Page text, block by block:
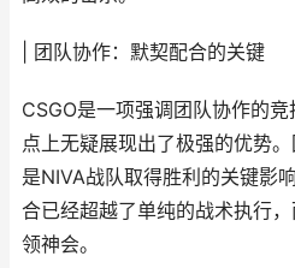
| 团队协作：默契配合的关键
CSGO是一项强调团队协作的
点上无疑展现出了极强的优势
是NIVA战队取得胜利的关键影
合已经超越了单纯的战术执行
领神会。